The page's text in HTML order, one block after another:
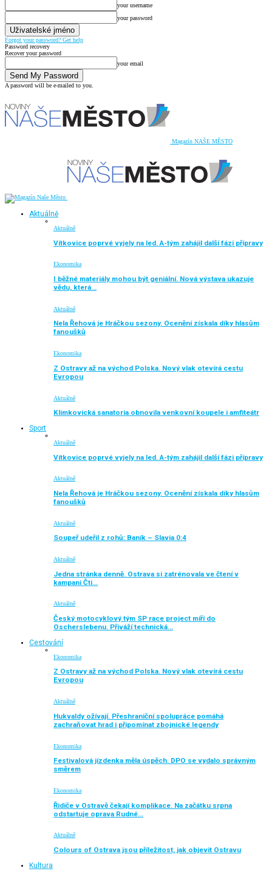
your username
your password
Forgot your password? Get help
Password recovery
Recover your password
your email
A password will be e-mailed to you.
Magazín NAŠE MĚSTO
Aktuálně
Aktuálně
Vítkovice poprvé vyjely na led. A-tým zahájil další fázi přípravy
Ekonomika
I běžné materiály mohou být geniální. Nová výstava ukazuje
vědu, která…
Aktuálně
Nela Řehová je Hráčkou sezony. Ocenění získala díky hlasům
fanoušků
Ekonomika
Z Ostravy až na východ Polska. Nový vlak otevírá cestu
Evropou
Aktuálně
Klimkovická sanatoria obnovila venkovní koupele i amfiteátr
Sport
Aktuálně
Vítkovice poprvé vyjely na led. A-tým zahájil další fázi přípravy
Aktuálně
Nela Řehová je Hráčkou sezony. Ocenění získala díky hlasům
fanoušků
Aktuálně
Soupeř udeřil z rohů: Baník – Slavia 0:4
Aktuálně
Jedna stránka denně. Ostrava si zatrénovala ve čtení v
kampani Čti…
Aktuálně
Český motocyklový tým SP race project míří do
Oscherslebenu. Přiváží technická…
Cestování
Ekonomika
Z Ostravy až na východ Polska. Nový vlak otevírá cestu
Evropou
Aktuálně
Hukvaldy ožívají. Přeshraniční spolupráce pomáhá
zachraňovat hrad i připomínat zbojnické legendy
Ekonomika
Festivalová jízdenka měla úspěch. DPO se vydalo správným
směrem
Ekonomika
Řidiče v Ostravě čekají komplikace. Na začátku srpna
odstartuje oprava Rudné…
Aktuálně
Colours of Ostrava jsou příležitost, jak objevit Ostravu
Kultura